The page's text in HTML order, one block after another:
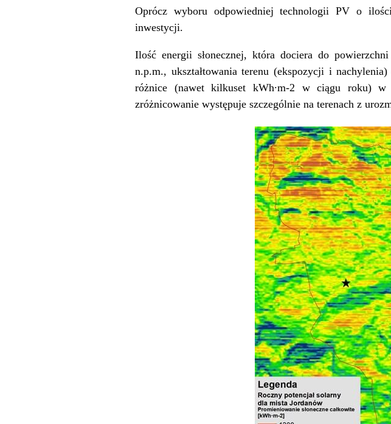
Oprócz wyboru odpowiedniej technologii PV o
inwestycji.
Ilość energii słonecznej, która dociera do
n.p.m., ukształtowania terenu (ekspozycji i
różnice (nawet kilkuset kWh∙m-2 w ciągu roku)
zróżnicowanie występuje szczególnie na terenach z